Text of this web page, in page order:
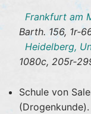
Frankfurt am
Barth. 156,
Heidelberg,
1080c,
Schule von